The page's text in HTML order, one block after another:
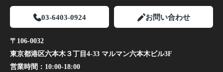
03-6403-0924 お問い合わせ
〒106-0032
東京都港区六本木３丁目4-33 マルマン六本木ビル3F
営業時間： 10:00-18:00